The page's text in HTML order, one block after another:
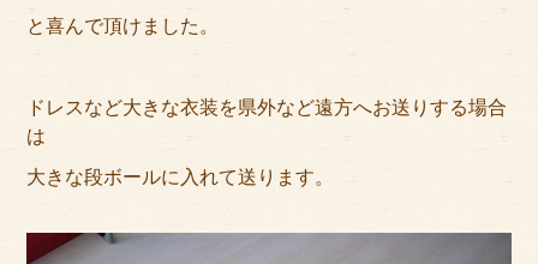
と喜んで頂けました。
ドレスなど大きな衣装を県外など遠方へお送りする場合
は
大きな段ボールに入れて送ります。